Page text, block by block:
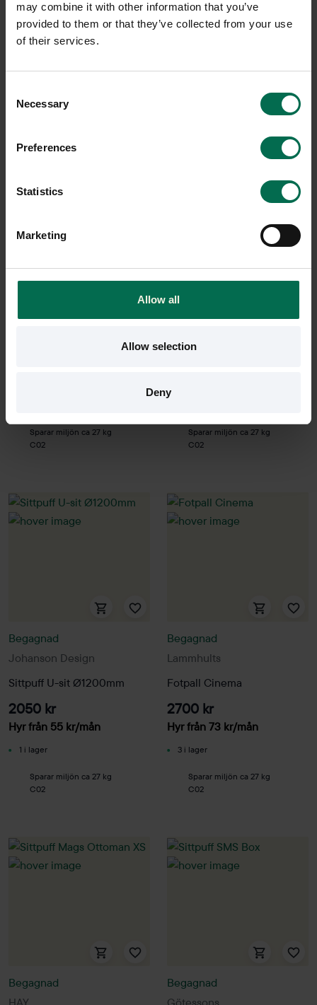
may combine it with other information that you’ve
provided to them or that they’ve collected from your use
of their services.
Selection
Necessary
Preferences
Statistics
Marketing
Allow all
Allow selection
Deny
Sittpuffar och saccosäckar kan vara en trevlig
utbud av begagnade och nya sittpuffar i olika färger, former
Sparar miljön ca 27 kg
C02
Begagnad
Sparar miljön ca 27 kg
C02
Johanson Design
Begagnad
Sittpuff U-sit Ø1200mm
2050 kr
Hyr från 55 kr/mån
1 i lager
Sparar miljön ca 27 kg
C02
Lammhults
Begagnad
Fotpall Cinema
2700 kr
Hyr från 73 kr/mån
3 i lager
Sparar miljön ca 27 kg
C02
Begagnad
Begagnad